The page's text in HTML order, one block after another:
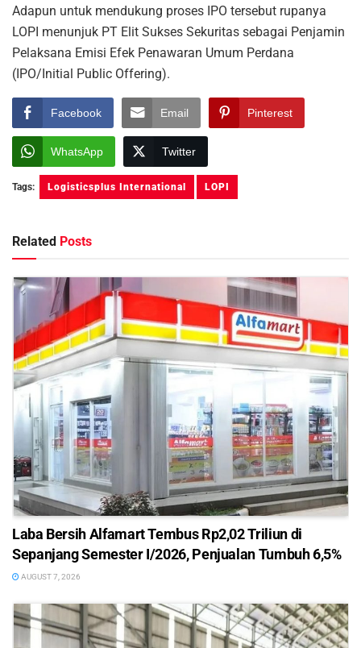
Adapun untuk mendukung proses IPO tersebut rupanya
LOPI menunjuk PT Elit Sukses Sekuritas sebagai Penjamin
Pelaksana Emisi Efek Penawaran Umum Perdana
(IPO/Initial Public Offering).
Facebook Email Pinterest
WhatsApp Twitter
Tags: Logisticsplus International LOPI
Related Posts
Laba Bersih Alfamart Tembus Rp2,02 Triliun di
Sepanjang Semester I/2026, Penjualan Tumbuh 6,5%
AUGUST 7, 2026